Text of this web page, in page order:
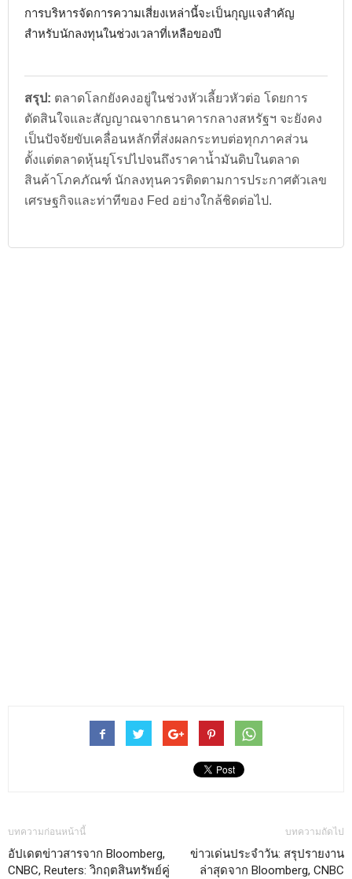
การบริหารจัดการความเสี่ยงเหล่านี้จะเป็นกุญแจสำคัญ
สำหรับนักลงทุนในช่วงเวลาที่เหลือของปี
สรุป: ตลาดโลกยังคงอยู่ในช่วงหัวเลี้ยวหัวต่อ โดยการ
ตัดสินใจและสัญญาณจากธนาคารกลางสหรัฐฯ จะยังคง
เป็นปัจจัยขับเคลื่อนหลักที่ส่งผลกระทบต่อทุกภาคส่วน
ตั้งแต่ตลาดหุ้นยุโรปไปจนถึงราคาน้ำมันดิบในตลาด
สินค้าโภคภัณฑ์ นักลงทุนควรติดตามการประกาศตัวเลข
เศรษฐกิจและท่าทีของ Fed อย่างใกล้ชิดต่อไป.
บทความก่อนหน้านี้
อัปเดตข่าวสารจาก Bloomberg,
CNBC, Reuters: วิกฤตสินทรัพย์คู่
บทความถัดไป
ข่าวเด่นประจำวัน: สรุปรายงาน
ล่าสุดจาก Bloomberg, CNBC